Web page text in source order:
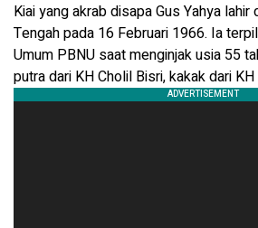
Kiai yang akrab disapa Gus Yahya lahir
Tengah pada 16 Februari 1966. Ia
Umum PBNU saat menginjak usia 55
putra dari KH Cholil Bisri, kakak dari